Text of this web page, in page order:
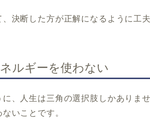
決断した方が正解になるように工
ルギーを使わない
、人生は三角の選択肢しかありま
いことです。